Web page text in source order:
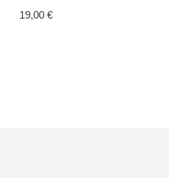
19,00€